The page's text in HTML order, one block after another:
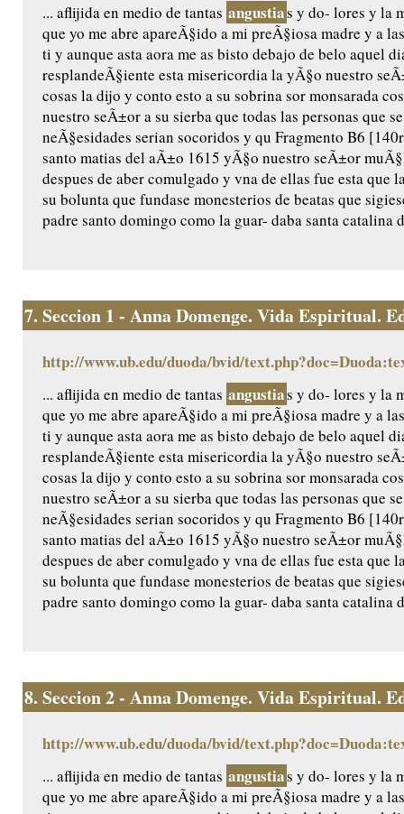
... aflijida en medio de tantas angustias y do- lores y la
que yo me abre apareÃ§ido a mi preÃ§iosa madre y a
ti y aunque asta aora me as bisto debajo de belo aquel
resplandeÃ§iente esta misericordia la yÃ§o nuestro
cosas la dijo y conto esto a su sobrina sor monsarada
nuestro seÃ±or a su sierba que todas las personas que
neÃ§esidades serian socoridos y qu Fragmento B6
santo matias del aÃ±o 1615 yÃ§o nuestro seÃ±or
despues de aber comulgado y vna de ellas fue esta que
su bolunta que fundase monesterios de beatas que
padre santo domingo como la guar- daba santa catalina
7. Seccion 1 - Anna Domenge. Vida Espiritual.
http://www.ub.edu/duoda/bvid/
... aflijida en medio de tantas angustias y do- lores y la
que yo me abre apareÃ§ido a mi preÃ§iosa madre y a
ti y aunque asta aora me as bisto debajo de belo aquel
resplandeÃ§iente esta misericordia la yÃ§o nuestro
cosas la dijo y conto esto a su sobrina sor monsarada
nuestro seÃ±or a su sierba que todas las personas que
neÃ§esidades serian socoridos y qu Fragmento B6
santo matias del aÃ±o 1615 yÃ§o nuestro seÃ±or
despues de aber comulgado y vna de ellas fue esta que
su bolunta que fundase monesterios de beatas que
padre santo domingo como la guar- daba santa catalina
8. Seccion 2 - Anna Domenge. Vida Espiritual.
http://www.ub.edu/duoda/bvid/
... aflijida en medio de tantas angustias y do- lores y la
que yo me abre apareÃ§ido a mi preÃ§iosa madre y a